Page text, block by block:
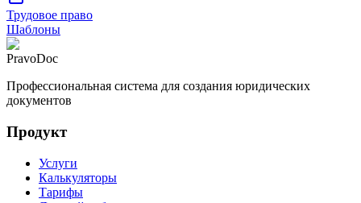
Трудовое право
Шаблоны
PravoDoc
Профессиональная система для создания юридических
документов
Продукт
Услуги
Калькуляторы
Тарифы